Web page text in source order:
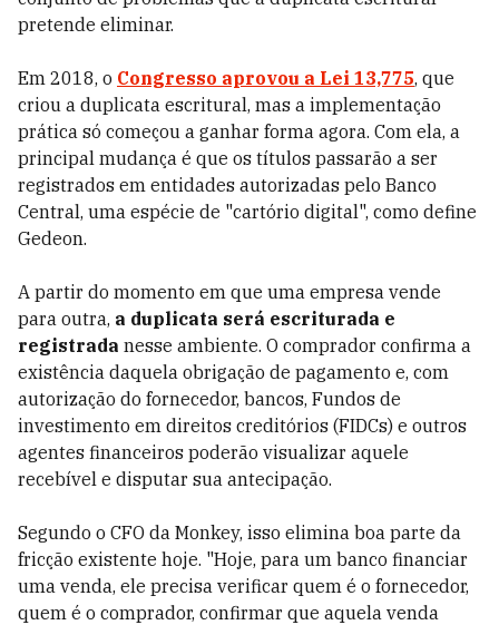
pretende eliminar.
Em 2018, o Congresso aprovou a Lei 13,775, que
criou a duplicata escritural, mas a implementação
prática só começou a ganhar forma agora. Com ela, a
principal mudança é que os títulos passarão a ser
registrados em entidades autorizadas pelo Banco
Central, uma espécie de "cartório digital", como define
Gedeon.
A partir do momento em que uma empresa vende
para outra, a duplicata será escriturada e
registrada nesse ambiente. O comprador confirma a
existência daquela obrigação de pagamento e, com
autorização do fornecedor, bancos, Fundos de
investimento em direitos creditórios (FIDCs) e outros
agentes financeiros poderão visualizar aquele
recebível e disputar sua antecipação.
Segundo o CFO da Monkey, isso elimina boa parte da
fricção existente hoje. "Hoje, para um banco financiar
uma venda, ele precisa verificar quem é o fornecedor,
quem é o comprador, confirmar que aquela venda